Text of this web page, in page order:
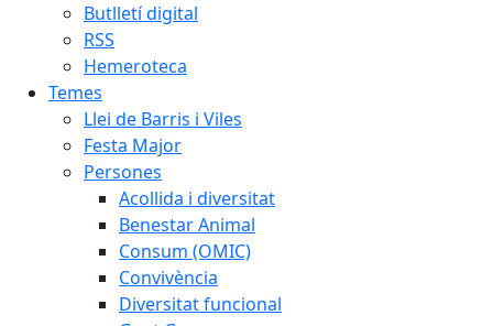
Butlletí digital
RSS
Hemeroteca
Temes
Llei de Barris i Viles
Festa Major
Persones
Acollida i diversitat
Benestar Animal
Consum (OMIC)
Convivència
Diversitat funcional